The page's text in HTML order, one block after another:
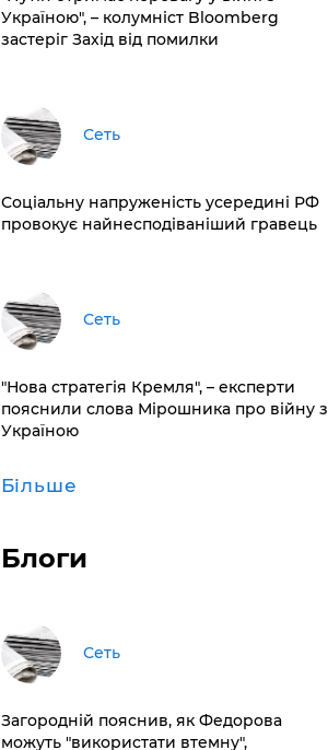
Україною", – колумніст Bloomberg
застеріг Захід від помилки
Сеть
Соціальну напруженість усередині РФ
провокує найнесподіваніший гравець
Сеть
"Нова стратегія Кремля", – експерти
пояснили слова Мірошника про війну з
Україною
Більше
Блоги
Сеть
Загородній пояснив, як Федорова
можуть "використати втемну",